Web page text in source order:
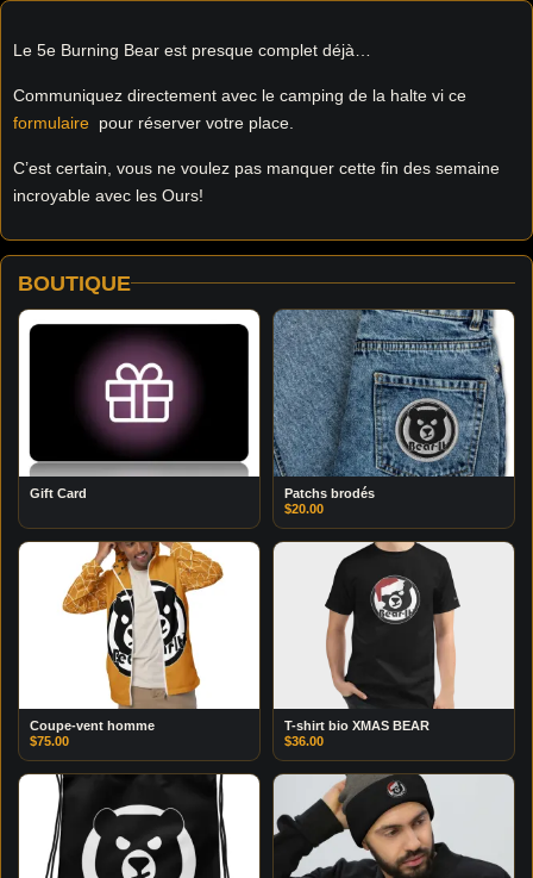
Le 5e Burning Bear est presque complet déjà…
Communiquez directement avec le camping de la halte vi ce
formulaire pour réserver votre place.
C’est certain, vous ne voulez pas manquer cette fin des semaine
incroyable avec les Ours!
BOUTIQUE
Gift Card
Patchs brodés
$20.00
Coupe-vent homme
$75.00
T-shirt bio XMAS BEAR
$36.00